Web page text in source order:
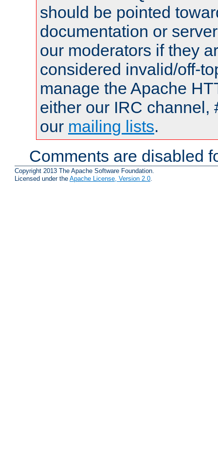
should be pointed
documentation or
our moderators if they
considered invalid/off-
manage the Apache
either our IRC channel,
our mailing lists.
Comments are disabled
Copyright 2013 The Apache Software Foundation.
Licensed under the Apache License, Version 2.0.